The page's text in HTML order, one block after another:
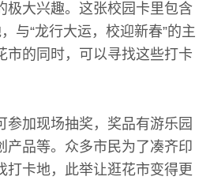
极大兴趣。这张校园卡里包含
与“龙行大运，校迎新春”的主
市的同时，可以寻找这些打卡
参加现场抽奖，奖品有游乐园
产品等。众多市民为了凑齐印
打卡地，此举让逛花市变得更